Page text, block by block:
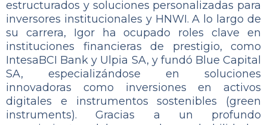
estructurados y soluciones personalizadas para
inversores institucionales y HNWI. A lo largo de
su carrera, Igor ha ocupado roles clave en
instituciones financieras de prestigio, como
IntesaBCI Bank y Ulpia SA, y fundó Blue Capital
SA, especializándose en soluciones
innovadoras como inversiones en activos
digitales e instrumentos sostenibles (green
instruments). Gracias a un profundo